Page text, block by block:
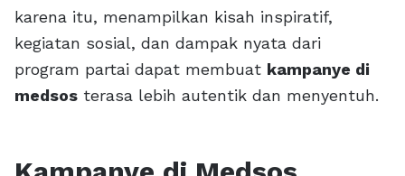
karena itu, menampilkan kisah inspiratif,
kegiatan sosial, dan dampak nyata dari
program partai dapat membuat kampanye di
medsos terasa lebih autentik dan menyentuh.